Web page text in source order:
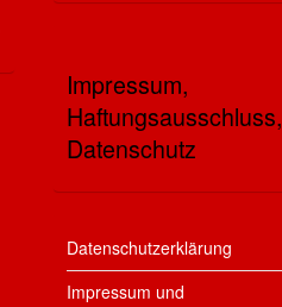
Impressum,
Haftungsausschluss,
Datenschutz
Datenschutzerklärung
Impressum und